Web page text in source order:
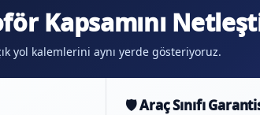
Kapsamını
yol kalemlerini aynı yerde gösteriyoruz.
🛡️ Araç Sınıfı